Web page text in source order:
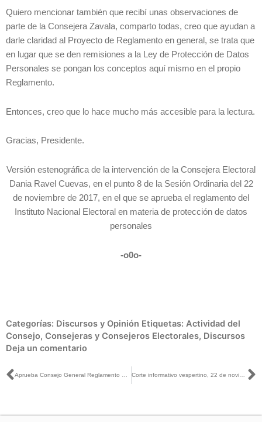
Quiero mencionar también que recibí unas observaciones de
parte de la Consejera Zavala, comparto todas, creo que ayudan a
darle claridad al Proyecto de Reglamento en general, se trata que
en lugar que se den remisiones a la Ley de Protección de Datos
Personales se pongan los conceptos aquí mismo en el propio
Reglamento.
Entonces, creo que lo hace mucho más accesible para la lectura.
Gracias, Presidente.
Versión estenográfica de la intervención de la Consejera Electoral
Dania Ravel Cuevas, en el punto 8 de la Sesión Ordinaria del 22
de noviembre de 2017, en el que se aprueba el reglamento del
Instituto Nacional Electoral en materia de protección de datos
personales
-o0o-
Categorías: Discursos y Opinión Etiquetas: Actividad del
Consejo, Consejeras y Consejeros Electorales, Discursos
Deja un comentario
Ant Corte informativo vespertino, 22 de noviembre de 2017